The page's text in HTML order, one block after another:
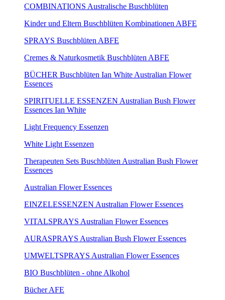
COMBINATIONS Australische Buschblüten
Kinder und Eltern Buschblüten Kombinationen ABFE
SPRAYS Buschblüten ABFE
Cremes & Naturkosmetik Buschblüten ABFE
BÜCHER Buschblüten Ian White Australian Flower
Essences
SPIRITUELLE ESSENZEN Australian Bush Flower
Essences Ian White
Light Frequency Essenzen
White Light Essenzen
Therapeuten Sets Buschblüten Australian Bush Flower
Essences
Australian Flower Essences
EINZELESSENZEN Australian Flower Essences
VITALSPRAYS Australian Flower Essences
AURASPRAYS Australian Bush Flower Essences
UMWELTSPRAYS Australian Flower Essences
BIO Buschblüten - ohne Alkohol
Bücher AFE